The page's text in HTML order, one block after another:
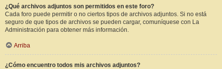
¿Qué archivos adjuntos son permitidos en este foro?
Cada foro puede permitir o no ciertos tipos de archivos adjuntos. Si no está
seguro de que tipos de archivos se pueden cargar, comuníquese con La
Administración para obtener más información.
Arriba
¿Cómo encuentro todos mis archivos adjuntos?